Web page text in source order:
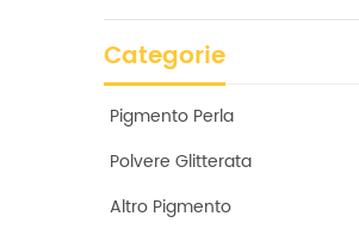
Categorie
Pigmento Perla
Polvere Glitterata
Altro Pigmento